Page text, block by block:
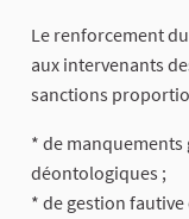
Le renforcement
aux intervenants
sanctions
* de manquements
déontologiques ;
* de gestion fautive